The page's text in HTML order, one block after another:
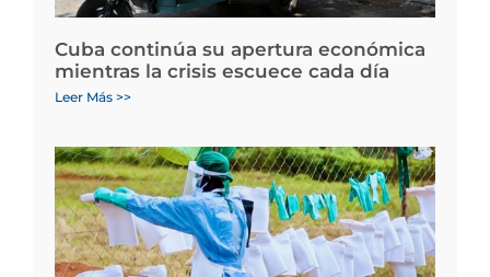
Cuba continúa su apertura económica
mientras la crisis escuece cada día
Leer Más >>